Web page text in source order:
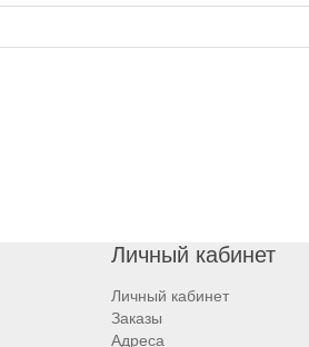
Личный кабинет
Личный кабинет
Заказы
Адреса